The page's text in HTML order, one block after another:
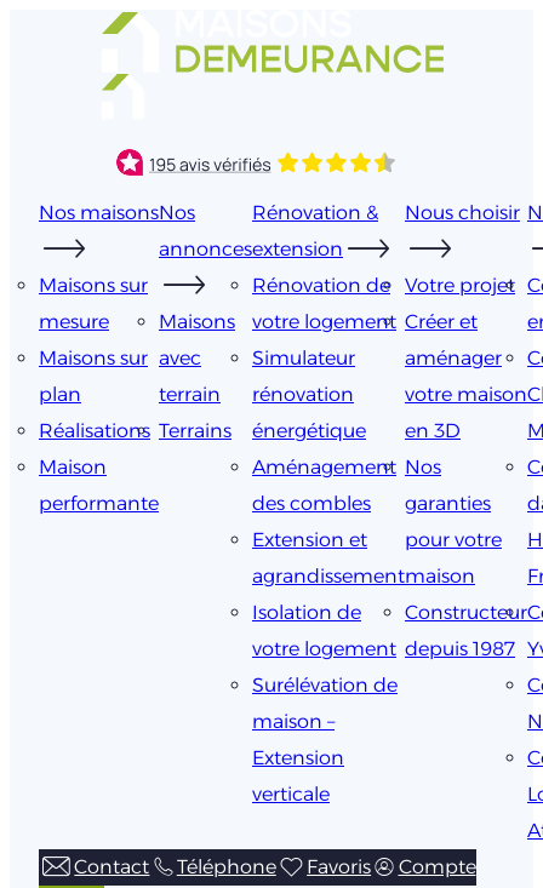
Nos maisons
Maisons sur
mesure
Maisons sur
plan
Réalisations
Maison
performante
Nos
annonces
Maisons
avec
terrain
Terrains
Rénovation &
extension
Rénovation de
votre logement
Simulateur
rénovation
énergétique
Aménagement
des combles
Extension et
agrandissement
Isolation de
votre logement
Surélévation de
maison –
Extension
verticale
Nous choisir
Votre projet
Créer et
aménager
votre maison
en 3D
Nos
garanties
pour votre
maison
Constructeur
depuis 1987
Contact
Téléphone Favoris Compte